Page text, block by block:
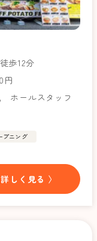
歩12分
円
ホールスタッフ
プニング
詳しく見る 〉